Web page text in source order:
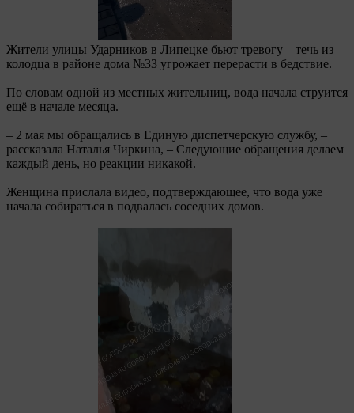
Жители улицы Ударников в Липецке бьют тревогу – течь из
колодца в районе дома №33 угрожает перерасти в бедствие.
По словам одной из местных жительниц, вода начала струится
ещё в начале месяца.
– 2 мая мы обращались в Единую диспетчерскую службу, –
рассказала Наталья Чиркина, – Следующие обращения делаем
каждый день, но реакции никакой.
Женщина прислала видео, подтверждающее, что вода уже
начала собираться в подвалась соседних домов.